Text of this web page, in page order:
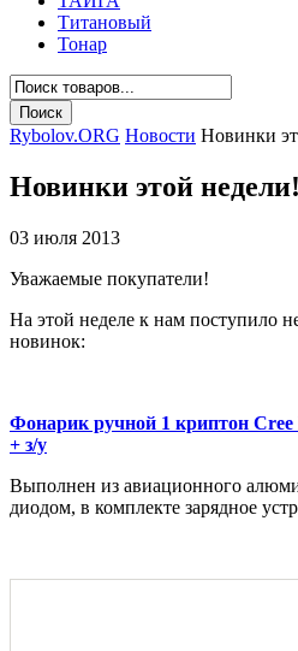
Титановый
Тонар
Rybolov.ORG Новости Новинки
Новинки этой недели!
03 июля 2013
Уважаемые покупатели!
На этой неделе к нам поступило
новинок:
Фонарик ручной 1 криптон Cree
+ з/у
Выполнен из авиационного
диодом, в комплекте зарядное